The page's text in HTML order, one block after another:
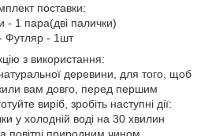
поставки:
- 1 пара(дві палички)
Футляр - 1шт
з використання:
деревини, для того, щоб
вам довго, перед першим
виріб, зробіть наступні дії:
у холодній воді на 30 хвилин
повітрі природним чином